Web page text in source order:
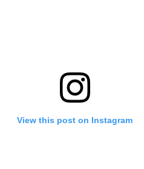
View this post on Instagram